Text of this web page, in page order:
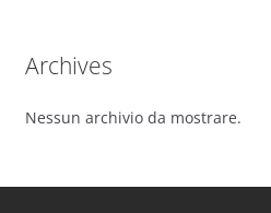
Archives
Nessun archivio da mostrare.